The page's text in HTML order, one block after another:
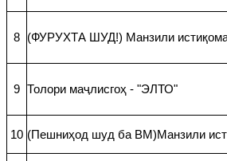
8 (ФУРУХТА ШУД!) Манзили
9 Толори маҷлисгоҳ - "ЭЛТО"
10 (Пешниҳод шуд ба ВМ)Манзили